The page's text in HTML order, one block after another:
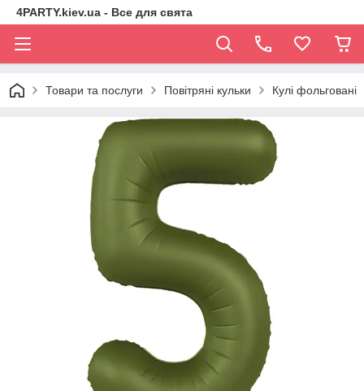
4PARTY.kiev.ua - Все для свята
Товари та послуги Повітряні кульки Кулі фольговані